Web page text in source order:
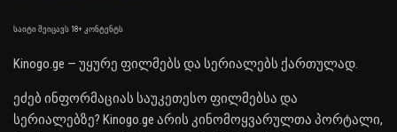
საიტი შეიცავს 18+ კონტენტს
Kinogo.ge — უყურე ფილმებს და სერიალებს ქართულად.
ეძებ ინფორმაციას საუკეთესო ფილმებსა და
სერიალებზე? Kinogo.ge არის კინომოყვარულთა პორტალი,